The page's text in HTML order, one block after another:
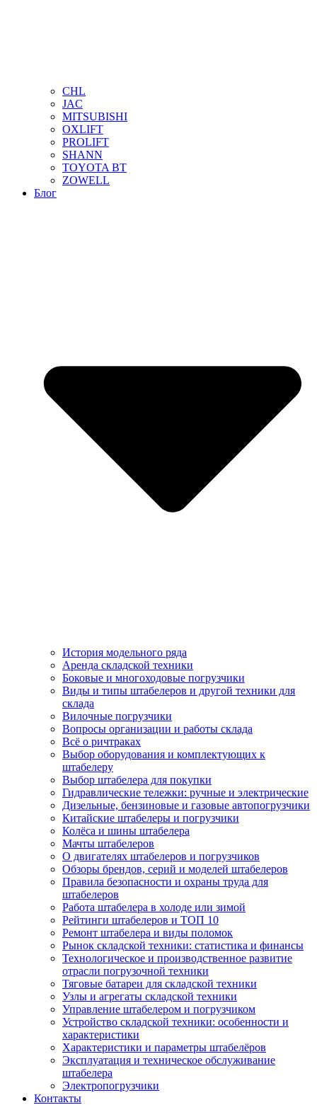
CHL
JAC
MITSUBISHI
OXLIFT
PROLIFT
SHANN
TOYOTA BT
ZOWELL
Блог
История модельного ряда
Аренда складской техники
Боковые и многоходовые погрузчики
Виды и типы штабелеров и другой техники для
склада
Вилочные погрузчики
Вопросы организации и работы склада
Всё о ричтраках
Выбор оборудования и комплектующих к
штабелеру
Выбор штабелера для покупки
Гидравлические тележки: ручные и электрические
Дизельные, бензиновые и газовые автопогрузчики
Китайские штабелеры и погрузчики
Колёса и шины штабелера
Мачты штабелеров
О двигателях штабелеров и погрузчиков
Обзоры брендов, серий и моделей штабелеров
Правила безопасности и охраны труда для
штабелеров
Работа штабелера в холоде или зимой
Рейтинги штабелеров и ТОП 10
Ремонт штабелера и виды поломок
Рынок складской техники: статистика и финансы
Технологическое и производственное развитие
отрасли погрузочной техники
Тяговые батареи для складской техники
Узлы и агрегаты складской техники
Управление штабелером и погрузчиком
Устройство складской техники: особенности и
характеристики
Характеристики и параметры штабелёров
Эксплуатация и техническое обслуживание
штабелера
Электропогрузчики
Контакты